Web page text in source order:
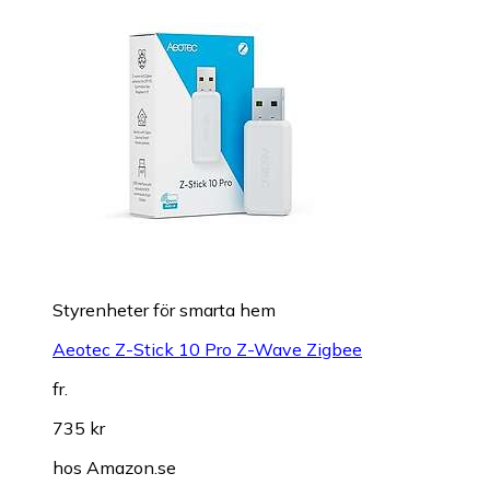
Styrenheter för smarta hem
Aeotec Z-Stick 10 Pro Z-Wave Zigbee
fr.
735 kr
hos Amazon.se